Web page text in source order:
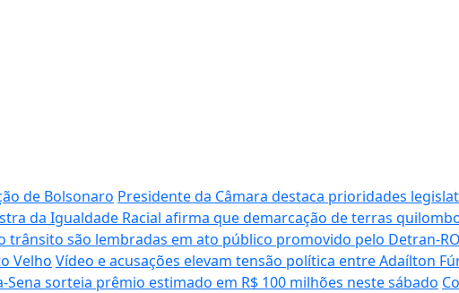
de Bolsonaro Presidente da Câmara destaca prioridades
da Igualdade Racial afirma que demarcação de terras
trânsito são lembradas em ato público promovido pelo Detran-
Velho Vídeo e acusações elevam tensão política entre Adaílton
Sena sorteia prêmio estimado em R$ 100 milhões neste sábado